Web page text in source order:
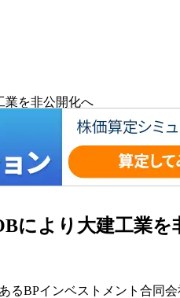
業を非公開化へ
により大建工業を
るBPインベストメント合同